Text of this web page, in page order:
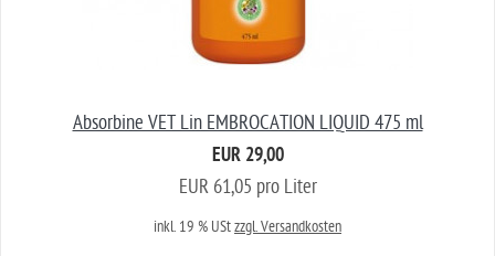
Absorbine VET Lin EMBROCATION LIQUID 475 ml
EUR 29,00
EUR 61,05 pro Liter
inkl. 19 % UStzzgl. Versandkosten